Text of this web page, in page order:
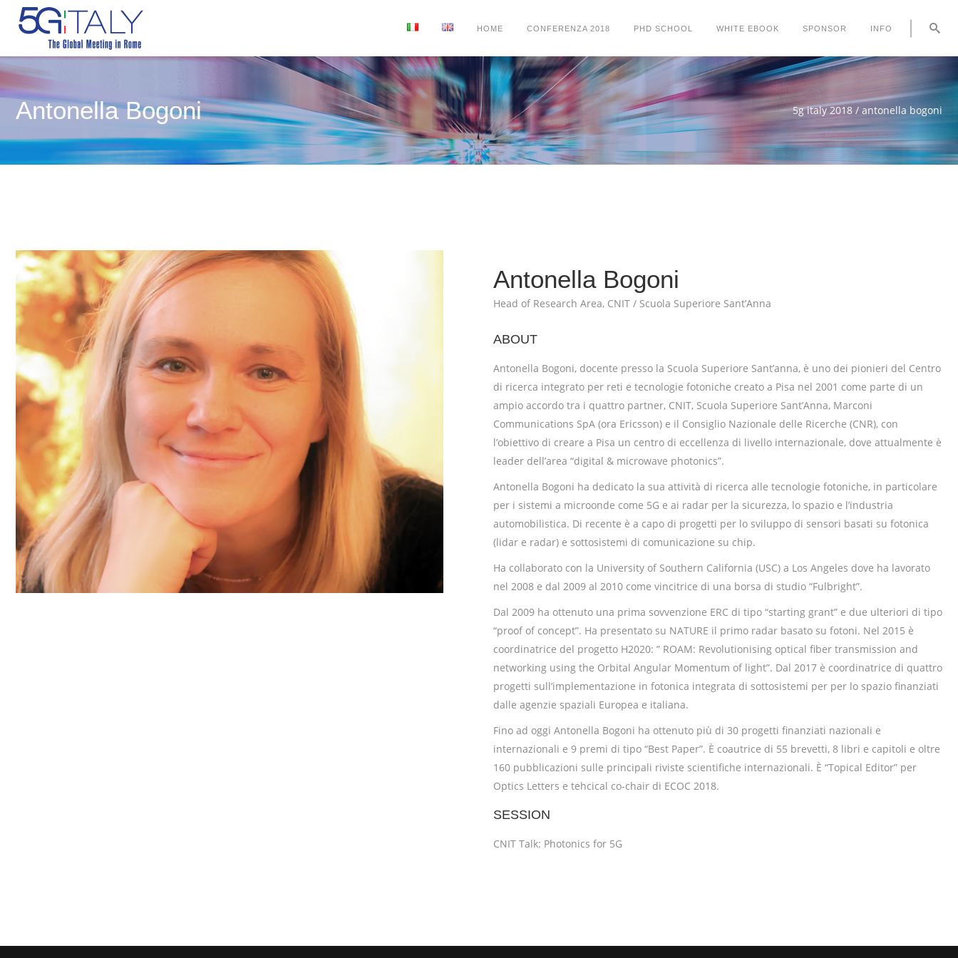
HOME CONFERENZA 2018 PHD SCHOOL WHITE EBOOK SPONSOR INFO
Antonella Bogoni 5g italy 2018 / antonella bogoni
Antonella Bogoni
Head of Research Area, CNIT / Scuola Superiore Sant’Anna
ABOUT
Antonella Bogoni, docente presso la Scuola Superiore Sant’anna, è uno dei pionieri del Centro
di ricerca integrato per reti e tecnologie fotoniche creato a Pisa nel 2001 come parte di un
ampio accordo tra i quattro partner, CNIT, Scuola Superiore Sant’Anna, Marconi
Communications SpA (ora Ericsson) e il Consiglio Nazionale delle Ricerche (CNR), con
l’obiettivo di creare a Pisa un centro di eccellenza di livello internazionale, dove attualmente è
leader dell’area “digital & microwave photonics”.
Antonella Bogoni ha dedicato la sua attività di ricerca alle tecnologie fotoniche, in particolare
per i sistemi a microonde come 5G e ai radar per la sicurezza, lo spazio e l’industria
automobilistica. Di recente è a capo di progetti per lo sviluppo di sensori basati su fotonica
(lidar e radar) e sottosistemi di comunicazione su chip.
Ha collaborato con la University of Southern California (USC) a Los Angeles dove ha lavorato
nel 2008 e dal 2009 al 2010 come vincitrice di una borsa di studio “Fulbright”.
Dal 2009 ha ottenuto una prima sovvenzione ERC di tipo “starting grant” e due ulteriori di tipo
“proof of concept”. Ha presentato su NATURE il primo radar basato su fotoni. Nel 2015 è
coordinatrice del progetto H2020: ” ROAM: Revolutionising optical fiber transmission and
networking using the Orbital Angular Momentum of light”. Dal 2017 è coordinatrice di quattro
progetti sull’implementazione in fotonica integrata di sottosistemi per per lo spazio finanziati
dalle agenzie spaziali Europea e italiana.
Fino ad oggi Antonella Bogoni ha ottenuto più di 30 progetti finanziati nazionali e
internazionali e 9 premi di tipo “Best Paper”. È coautrice di 55 brevetti, 8 libri e capitoli e oltre
160 pubblicazioni sulle principali riviste scientifiche internazionali. È “Topical Editor” per
Optics Letters e tehcical co-chair di ECOC 2018.
SESSION
CNIT Talk: Photonics for 5G